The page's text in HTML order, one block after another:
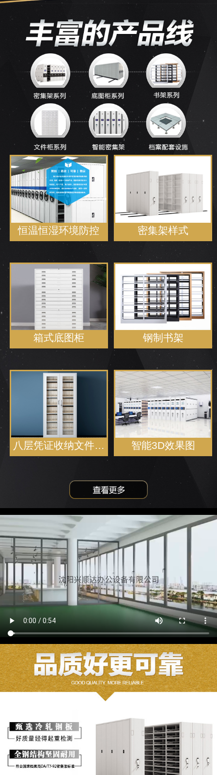
恒温恒湿环境防控 密集架样式
箱式底图柜 钢制书架
八层凭证收纳文件… 智能3D效果图